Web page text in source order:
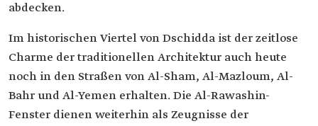
abdecken.
Im historischen Viertel von Dschidda ist der zeitlose
Charme der traditionellen Architektur auch heute
noch in den Straßen von Al-Sham, Al-Mazloum, Al-
Bahr und Al-Yemen erhalten. Die Al-Rawashin-
Fenster dienen weiterhin als Zeugnisse der